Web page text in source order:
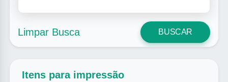
Limpar Busca BUSCAR
Itens para impressão